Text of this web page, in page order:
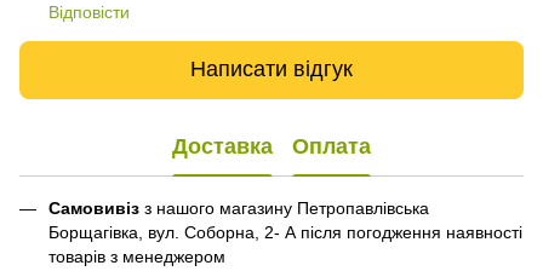
Відповісти
Написати відгук
Доставка Оплата
Самовивіз з нашого магазину Петропавлівська
Борщагівка, вул. Соборна, 2- А після погодження наявності
товарів з менеджером